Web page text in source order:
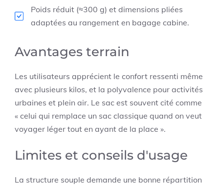
Poids réduit (≈300 g) et dimensions pliées
adaptées au rangement en bagage cabine.
Avantages terrain
Les utilisateurs apprécient le confort ressenti même
avec plusieurs kilos, et la polyvalence pour activités
urbaines et plein air. Le sac est souvent cité comme
« celui qui remplace un sac classique quand on veut
voyager léger tout en ayant de la place ».
Limites et conseils d'usage
La structure souple demande une bonne répartition